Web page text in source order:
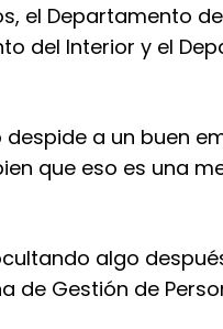
el Departamento
del Interior y el
a un buen
que eso es una
algo
de Gestión de